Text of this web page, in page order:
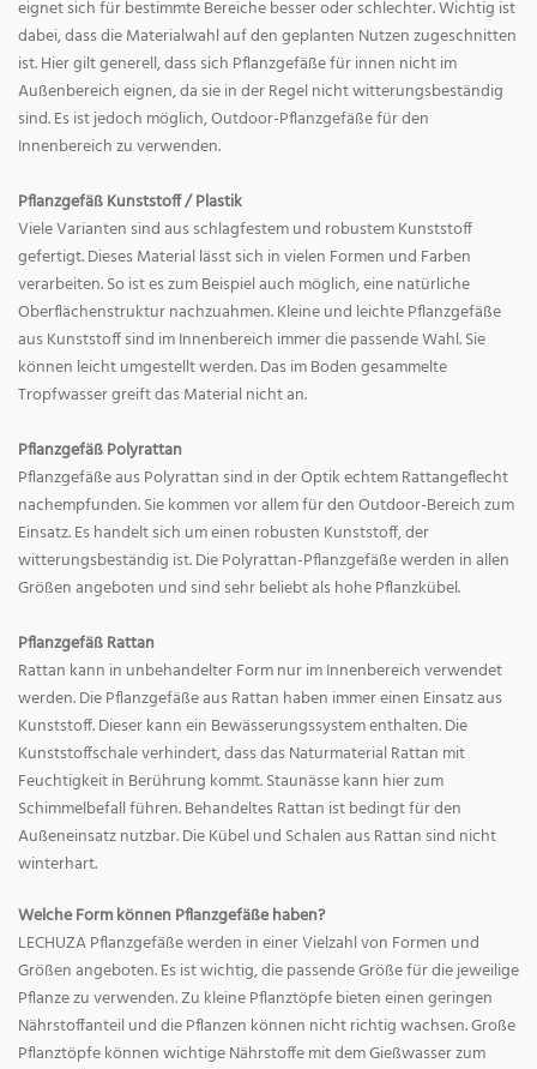
eignet sich für bestimmte Bereiche besser oder schlechter. Wichtig ist
dabei, dass die Materialwahl auf den geplanten Nutzen zugeschnitten
ist. Hier gilt generell, dass sich Pflanzgefäße für innen nicht im
Außenbereich eignen, da sie in der Regel nicht witterungsbeständig
sind. Es ist jedoch möglich, Outdoor-Pflanzgefäße für den
Innenbereich zu verwenden.
Pflanzgefäß Kunststoff / Plastik
Viele Varianten sind aus schlagfestem und robustem Kunststoff
gefertigt. Dieses Material lässt sich in vielen Formen und Farben
verarbeiten. So ist es zum Beispiel auch möglich, eine natürliche
Oberflächenstruktur nachzuahmen. Kleine und leichte Pflanzgefäße
aus Kunststoff sind im Innenbereich immer die passende Wahl. Sie
können leicht umgestellt werden. Das im Boden gesammelte
Tropfwasser greift das Material nicht an.
Pflanzgefäß Polyrattan
Pflanzgefäße aus Polyrattan sind in der Optik echtem Rattangeflecht
nachempfunden. Sie kommen vor allem für den Outdoor-Bereich zum
Einsatz. Es handelt sich um einen robusten Kunststoff, der
witterungsbeständig ist. Die Polyrattan-Pflanzgefäße werden in allen
Größen angeboten und sind sehr beliebt als hohe Pflanzkübel.
Pflanzgefäß Rattan
Rattan kann in unbehandelter Form nur im Innenbereich verwendet
werden. Die Pflanzgefäße aus Rattan haben immer einen Einsatz aus
Kunststoff. Dieser kann ein Bewässerungssystem enthalten. Die
Kunststoffschale verhindert, dass das Naturmaterial Rattan mit
Feuchtigkeit in Berührung kommt. Staunässe kann hier zum
Schimmelbefall führen. Behandeltes Rattan ist bedingt für den
Außeneinsatz nutzbar. Die Kübel und Schalen aus Rattan sind nicht
winterhart.
Welche Form können Pflanzgefäße haben?
LECHUZA Pflanzgefäße werden in einer Vielzahl von Formen und
Größen angeboten. Es ist wichtig, die passende Größe für die jeweilige
Pflanze zu verwenden. Zu kleine Pflanztöpfe bieten einen geringen
Nährstoffanteil und die Pflanzen können nicht richtig wachsen. Große
Pflanztöpfe können wichtige Nährstoffe mit dem Gießwasser zum